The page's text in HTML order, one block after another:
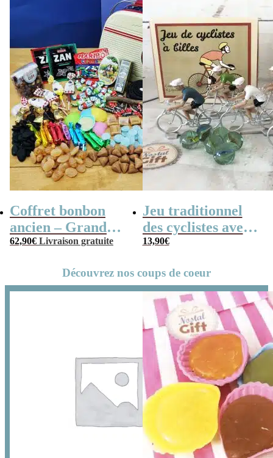
Coffret bonbon
ancien – Grande
mallette en métal
coffret cadeau
grand-père
62,90€ Livraison gratuite
Jeu traditionnel
des cyclistes avec
billes – billes et
13,90€
Découvrez nos coups de coeur